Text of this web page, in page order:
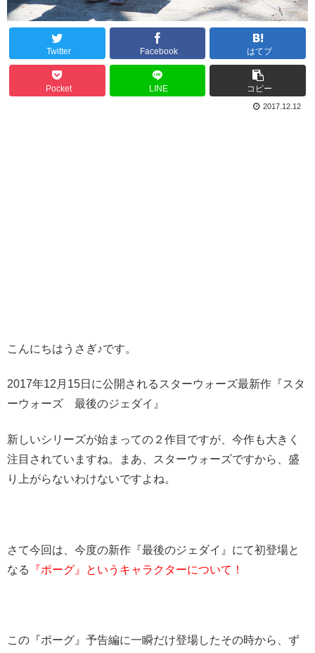
Twitter Facebook はてブ
Pocket LINE コピー
2017.12.12
こんにちはうさぎ♪です。
2017年12月15日に公開されるスターウォーズ最新作『スタ
ーウォーズ 最後のジェダイ』
新しいシリーズが始まっての２作目ですが、今作も大きく
注目されていますね。まあ、スターウォーズですから、盛
り上がらないわけないですよね。
さて今回は、今度の新作『最後のジェダイ』にて初登場と
なる
『ポーグ』というキャラクターについて！
この『ポーグ』予告編に一瞬だけ登場したその時から、ず